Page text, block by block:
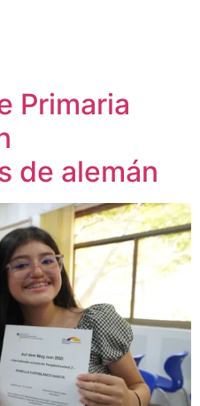
Primaria
de alemán​